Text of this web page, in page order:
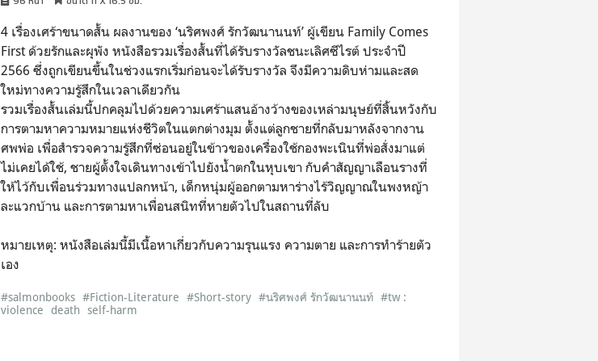
4 เรื่องเศร้าขนาดสั้น ผลงานของ ‘นริศพงศ์ รักวัฒนานนท์’ ผู้เขียน Family Comes
First ด้วยรักและผุพัง หนังสือรวมเรื่องสั้นที่ได้รับรางวัลชนะเลิศซีไรต์ ประจำปี
2566 ซึ่งถูกเขียนขึ้นในช่วงแรกเริ่มก่อนจะได้รับรางวัล จึงมีความดิบห่ามและสด
ใหม่ทางความรู้สึกในเวลาเดียวกัน
รวมเรื่องสั้นเล่มนี้ปกคลุมไปด้วยความเศร้าแสนอ้างว้างของเหล่ามนุษย์ที่สิ้นหวังกับ
การตามหาความหมายแห่งชีวิตในแตกต่างมุม ตั้งแต่ลูกชายที่กลับมาหลังจากงาน
ศพพ่อ เพื่อสำรวจความรู้สึกที่ซ่อนอยู่ในข้าวของเครื่องใช้กองพะเนินที่พ่อสั่งมาแต่
ไม่เคยได้ใช้, ชายผู้ตั้งใจเดินทางเข้าไปยังน้ำตกในหุบเขา กับคำสัญญาเลือนรางที่
ให้ไว้กับเพื่อนร่วมทางแปลกหน้า, เด็กหนุ่มผู้ออกตามหาร่างไร้วิญญาณในพงหญ้า
ละแวกบ้าน และการตามหาเพื่อนสนิทที่หายตัวไปในสถานที่ลับ
หมายเหตุ: หนังสือเล่มนี้มีเนื้อหาเกี่ยวกับความรุนแรง ความตาย และการทำร้ายตัว
เอง
#salmonbooks #Fiction-Literature #Short-story #นริศพงศ์ รักวัฒนานนท์ #tw :
violence
death self-harm